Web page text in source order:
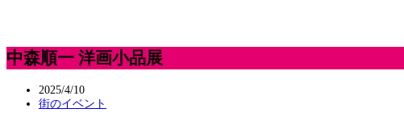
中森順一 洋画小品展
2025/4/10
街のイベント